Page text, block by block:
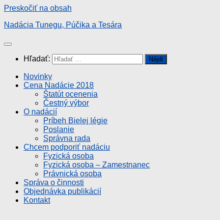
Preskočiť na obsah
Nadácia Tunegu, Púčika a Tesára
Hľadať:
Novinky
Cena Nadácie 2018
Štatút ocenenia
Čestný výbor
O nadácií
Príbeh Bielej légie
Poslanie
Správna rada
Chcem podporiť nadáciu
Fyzická osoba
Fyzická osoba – Zamestnanec
Právnická osoba
Správa o činnosti
Objednávka publikácií
Kontakt